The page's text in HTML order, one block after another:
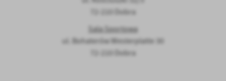
treści w postaci wiadomości, ofert, komunikatów mediów
72-210 Dobra
Sala Sportowa
ul. Bohaterów Westerplatte 30
72-210 Dobra